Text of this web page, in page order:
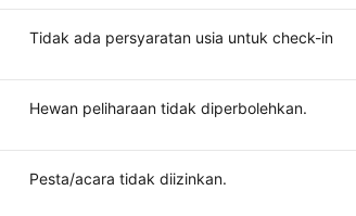
Tidak ada persyaratan usia untuk check-in
Hewan peliharaan tidak diperbolehkan.
Pesta/acara tidak diizinkan.